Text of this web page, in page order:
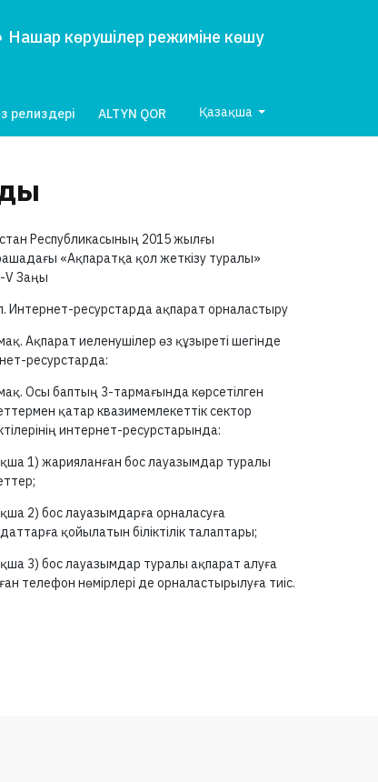
Нашар көрушілер режиміне көшу
релиздері ALTYN QOR Қазақша
Республикасының 2015 жылғы
«Ақпаратқа қол жеткізу туралы»
V Заңы
Интернет-ресурстарда ақпарат орналастыру
Ақпарат иеленушілер өз құзыреті шегінде
ресурстарда:
Осы баптың 3-тармағындакөрсетілген
қатар квазимемлекеттік сектор
интернет-ресурстарында:
1) жарияланған бос лауазымдар туралы
2) бос лауазымдарға орналасуға
қойылатын біліктілік талаптары;
3) бос лауазымдар туралы ақпарат алуға
телефон нөмірлері де орналастырылуға тиіс.